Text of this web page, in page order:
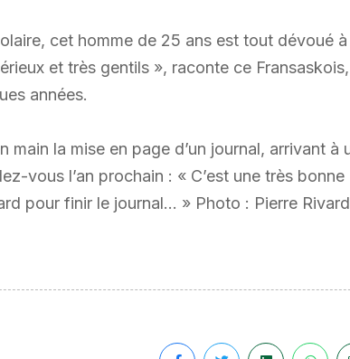
cet homme de 25 ans est tout dévoué
et très gentils », raconte ce
années.
la mise en page d’un journal, arrivant à
vous l’an prochain : « C’est une très bonne
pour finir le journal… » Photo : Pierre